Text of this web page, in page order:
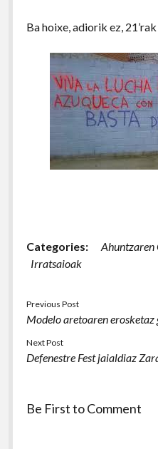
Ba hoixe, adiorik ez,
Categories: Ahuntzaren
Irratsaioak
Previous Post
Modelo aretoaren
Next Post
Defenestre Fest jaialdiaz
Be First to Comment